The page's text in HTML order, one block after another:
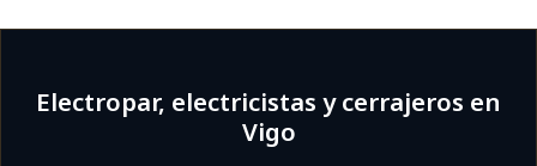
Electropar, electricistas y cerrajeros en
Vigo